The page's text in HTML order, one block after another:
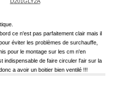
ce n'est pas parfaitement clair mais il
éviter les problèmes de surchauffe,
pour le montage sur les cm n'en
indispensable de faire circuler l'air sur la
a avoir un boitier bien ventilé !!!